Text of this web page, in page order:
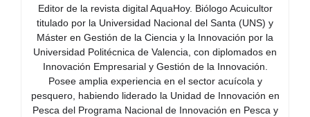
Editor de la revista digital AquaHoy. Biólogo Acuicultor
titulado por la Universidad Nacional del Santa (UNS) y
Máster en Gestión de la Ciencia y la Innovación por la
Universidad Politécnica de Valencia, con diplomados en
Innovación Empresarial y Gestión de la Innovación.
Posee amplia experiencia en el sector acuícola y
pesquero, habiendo liderado la Unidad de Innovación en
Pesca del Programa Nacional de Innovación en Pesca y